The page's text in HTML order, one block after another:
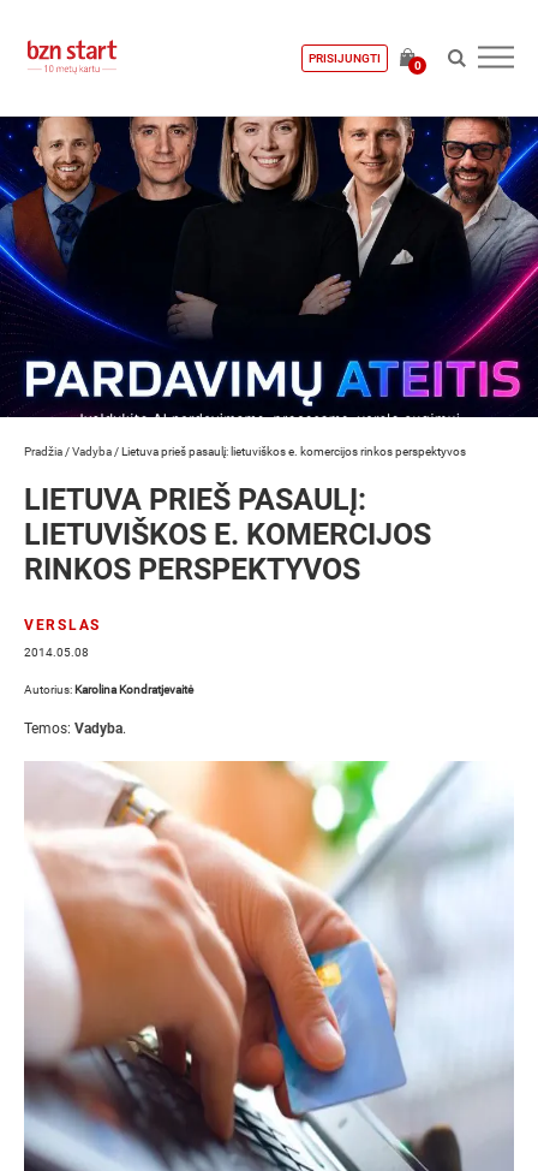
PRISIJUNGTI
0
Pradžia /Vadyba /Lietuva prieš pasaulį: lietuviškos e. komercijos rinkos perspektyvos
LIETUVA PRIEŠ PASAULĮ:
LIETUVIŠKOS E. KOMERCIJOS
RINKOS PERSPEKTYVOS
VERSLAS
2014.05.08
Autorius: Karolina Kondratjevaitė
Temos: Vadyba.